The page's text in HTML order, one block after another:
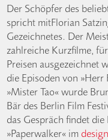
Der Schöpfer des
spricht mitFlorian
Gezeichnetes. Der
zahlreiche Kurzfilme,
Preisen ausgezeichnet
die Episoden von
»Mister Tao« wurde
Bär des Berlin Film
das Gespräch findet
»Paperwalker« im